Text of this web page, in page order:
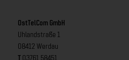
OstTelCom GmbH
Uhlandstraße 1
08412 Werdau
T 03761 58451